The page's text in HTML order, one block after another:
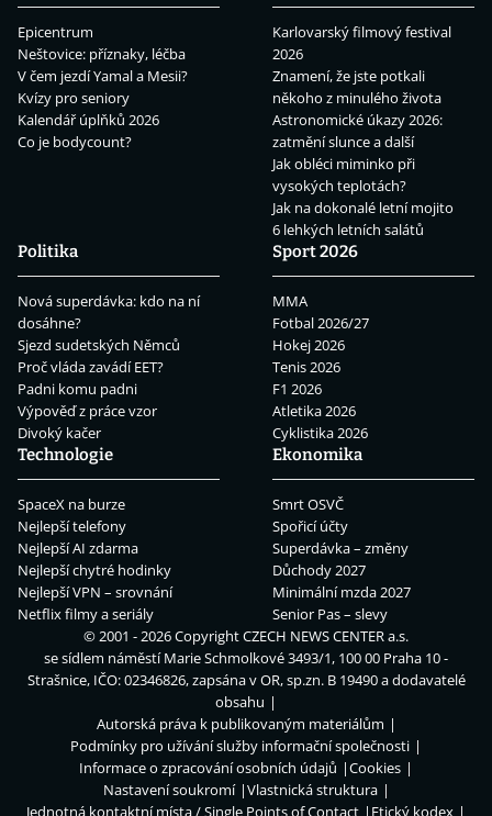
Epicentrum
Neštovice: příznaky, léčba
V čem jezdí Yamal a Mesii?
Kvízy pro seniory
Kalendář úplňků 2026
Co je bodycount?
Karlovarský filmový festival
2026
Znamení, že jste potkali
někoho z minulého života
Astronomické úkazy 2026:
zatmění slunce a další
Jak obléci miminko při
vysokých teplotách?
Jak na dokonalé letní mojito
6 lehkých letních salátů
Politika
Nová superdávka: kdo na ní
dosáhne?
Sjezd sudetských Němců
Proč vláda zavádí EET?
Padni komu padni
Výpověď z práce vzor
Divoký kačer
Sport 2026
MMA
Fotbal 2026/27
Hokej 2026
Tenis 2026
F1 2026
Atletika 2026
Cyklistika 2026
Technologie
SpaceX na burze
Nejlepší telefony
Nejlepší AI zdarma
Nejlepší chytré hodinky
Nejlepší VPN – srovnání
Netflix filmy a seriály
Ekonomika
Smrt OSVČ
Spořicí účty
Superdávka – změny
Důchody 2027
Minimální mzda 2027
Senior Pas – slevy
© 2001 - 2026 CopyrightCZECH NEWS CENTER a.s.
se sídlem náměstí Marie Schmolkové 3493/1, 100 00 Praha 10 -
Strašnice, IČO: 02346826, zapsána v OR, sp.zn. B 19490 a dodavatelé
obsahu
Autorská práva k publikovaným materiálům
Podmínky pro užívání služby informační společnosti
Informace o zpracování osobních údajů
Cookies
Nastavení soukromí
Vlastnická struktura
Jednotná kontaktní místa / Single Points of Contact
Etický kodex